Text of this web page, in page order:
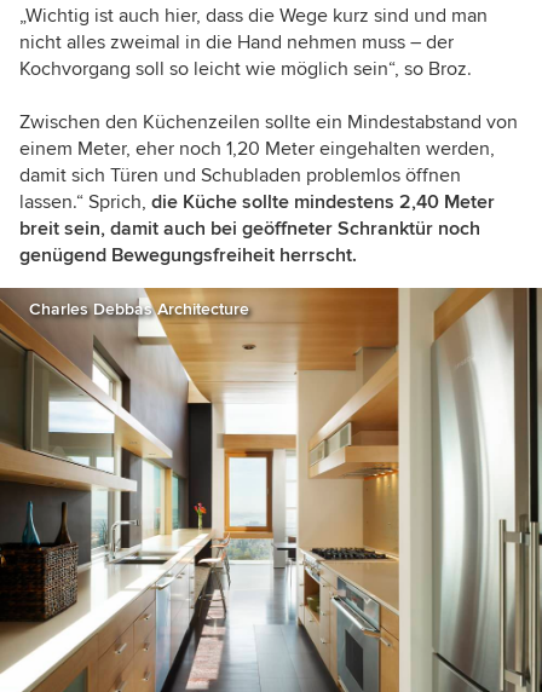
„Wichtig ist auch hier, dass die Wege kurz sind und man
nicht alles zweimal in die Hand nehmen muss – der
Kochvorgang soll so leicht wie möglich sein“, so Broz.
Zwischen den Küchenzeilen sollte ein Mindestabstand von
einem Meter, eher noch 1,20 Meter eingehalten werden,
damit sich Türen und Schubladen problemlos öffnen
lassen.“ Sprich, die Küche sollte mindestens 2,40 Meter
breit sein, damit auch bei geöffneter Schranktür noch
genügend Bewegungsfreiheit herrscht.
Charles Debbas Architecture